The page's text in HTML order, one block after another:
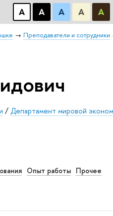
А А А А А
Преподаватели и сотрудники
/ Департамент мировой
Опыт работы Прочее